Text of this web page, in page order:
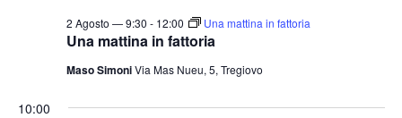
Una mattina in fattoria
2 Agosto — 9:30 - 12:00 Una mattina in fattoria
Maso SimoniVia Mas Nueu, 5, Tregiovo
10:00